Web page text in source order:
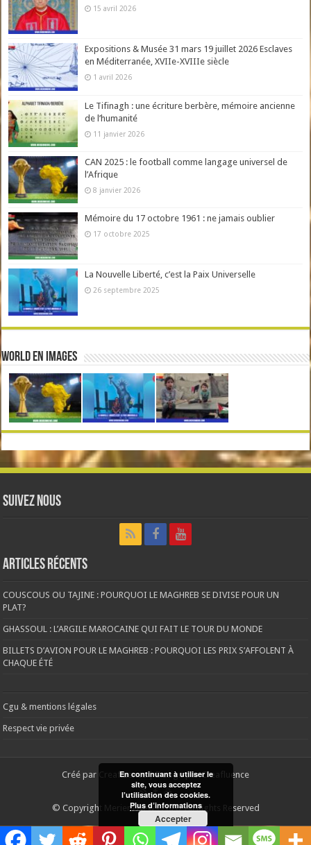
15 avril 2026
Expositions & Musée 31 mars 19 juillet 2026 Esclaves
en Méditerranée, XVIIe-XVIIIe siècle
1 avril 2026
Le Tifinagh : une écriture berbère, mémoire ancienne
de l’humanité
11 janvier 2026
CAN 2025 : le football comme langage universel de
l’Afrique
8 janvier 2026
Mémoire du 17 octobre 1961 : ne jamais oublier
17 octobre 2025
La Nouvelle Liberté, c’est la Paix Universelle
26 septembre 2025
World en Images
Suivez nous
Articles récents
COUSCOUS OU TAJINE : POURQUOI LE MAGHREB SE DIVISE POUR UN
PLAT?
GHASSOUL : L’ARGILE MAROCAINE QUI FAIT LE TOUR DU MONDE
BILLETS D’AVION POUR LE MAGHREB : POURQUOI LES PRIX S’AFFOLENT À
CHAQUE ÉTÉ
Cgu & mentions légales
Respect vie privée
Créé par Creafluence| Design parCreafluence
© Copyright Meriem News 2026, All Rights Reserved
En continuant à utiliser le
site, vous acceptez
l’utilisation des cookies.
Plus d’informations
Accepter